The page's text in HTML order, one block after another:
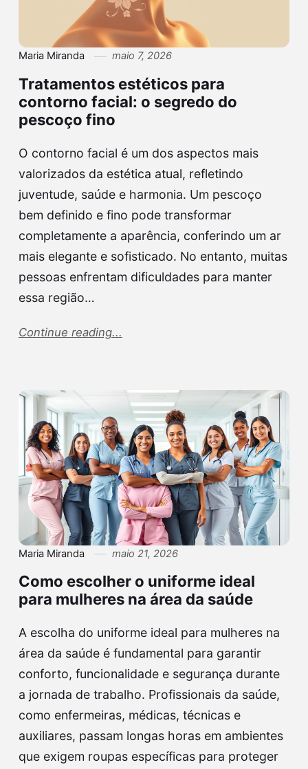
Maria Miranda maio 7, 2026
Tratamentos estéticos para
contorno facial: o segredo do
pescoço fino
O contorno facial é um dos aspectos mais
valorizados da estética atual, refletindo
juventude, saúde e harmonia. Um pescoço
bem definido e fino pode transformar
completamente a aparência, conferindo um ar
mais elegante e sofisticado. No entanto, muitas
pessoas enfrentam dificuldades para manter
essa região…
Continue reading...
Maria Miranda maio 21, 2026
Como escolher o uniforme ideal
para mulheres na área da saúde
A escolha do uniforme ideal para mulheres na
área da saúde é fundamental para garantir
conforto, funcionalidade e segurança durante
a jornada de trabalho. Profissionais da saúde,
como enfermeiras, médicas, técnicas e
auxiliares, passam longas horas em ambientes
que exigem roupas específicas para proteger